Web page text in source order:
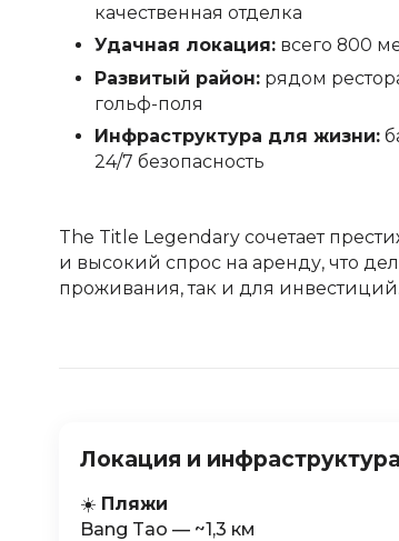
качественная отделка
Удачная локация:всего 800
Развитый район:рядом
гольф-поля
Инфраструктура для жизни:
24/7 безопасность
The Title Legendary сочетает
и высокий спрос на аренду, что
проживания, так и для инвестиций.
Локация и инфраструктура
☀️ Пляжи
Bang Tao — ~1,3 км